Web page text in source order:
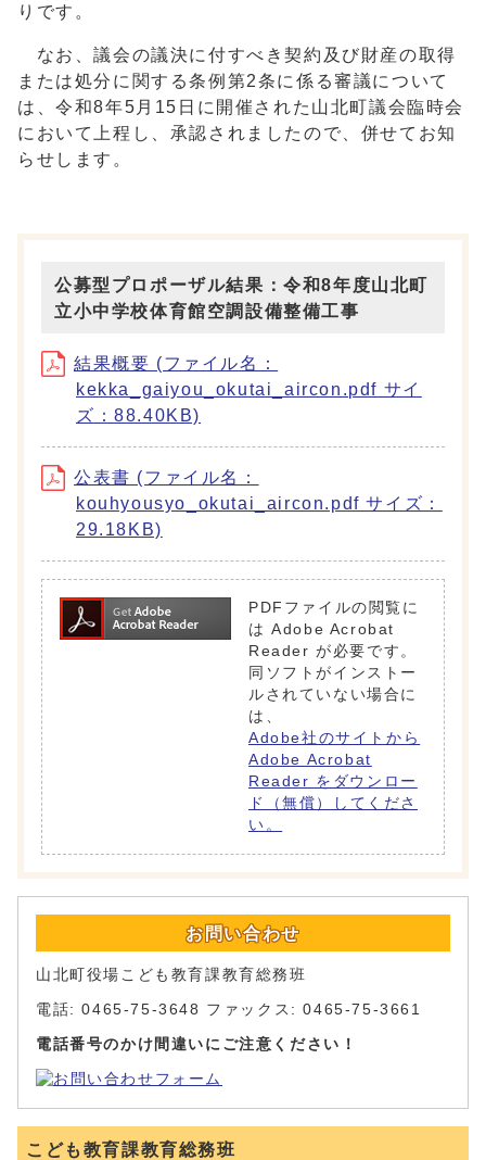
りです。
なお、議会の議決に付すべき契約及び財産の取得
または処分に関する条例第2条に係る審議について
は、令和8年5月15日に開催された山北町議会臨時会
において上程し、承認されましたので、併せてお知
らせします。
公募型プロポーザル結果：令和8年度山北町
立小中学校体育館空調設備整備工事
結果概要 (ファイル名：
kekka_gaiyou_okutai_aircon.pdf サイ
ズ：88.40KB)
公表書 (ファイル名：
kouhyousyo_okutai_aircon.pdf サイズ：
29.18KB)
PDFファイルの閲覧に
は Adobe Acrobat
Reader が必要です。
同ソフトがインストー
ルされていない場合に
は、
Adobe社のサイトから
Adobe Acrobat
Reader をダウンロー
ド（無償）してくださ
い。
お問い合わせ
山北町役場こども教育課教育総務班
電話: 0465-75-3648 ファックス: 0465-75-3661
電話番号のかけ間違いにご注意ください！
こども教育課教育総務班